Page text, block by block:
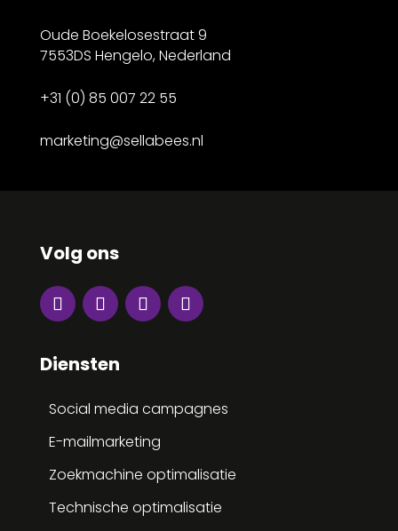
Oude Boekelosestraat 9
7553DS Hengelo, Nederland
+31 (0) 85 007 22 55
marketing@sellabees.nl
Volg ons
Diensten
Social media campagnes
E-mailmarketing
Zoekmachine optimalisatie
Technische optimalisatie